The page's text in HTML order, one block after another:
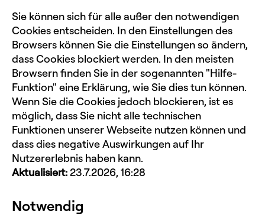
Sie können sich für alle außer den notwendigen
Cookies entscheiden. In den Einstellungen des
Browsers können Sie die Einstellungen so ändern,
dass Cookies blockiert werden. In den meisten
Browsern finden Sie in der sogenannten "Hilfe-
Funktion" eine Erklärung, wie Sie dies tun können.
Wenn Sie die Cookies jedoch blockieren, ist es
möglich, dass Sie nicht alle technischen
Funktionen unserer Webseite nutzen können und
dass dies negative Auswirkungen auf Ihr
Nutzererlebnis haben kann.
Aktualisiert:23.7.2026, 16:28
Notwendig